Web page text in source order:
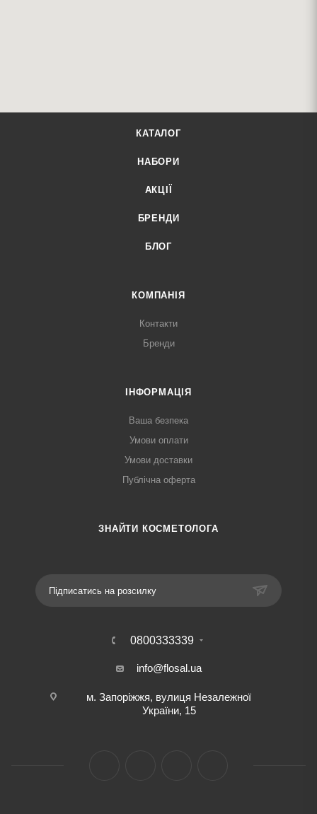
КАТАЛОГ
НАБОРИ
АКЦІЇ
БРЕНДИ
БЛОГ
КОМПАНІЯ
Контакти
Бренди
ІНФОРМАЦІЯ
Ваша безпека
Умови оплати
Умови доставки
Публічна оферта
ЗНАЙТИ КОСМЕТОЛОГА
Підписатись на розсилку
0800333339
info@flosal.ua
м. Запоріжжя, вулиця Незалежної
України, 15